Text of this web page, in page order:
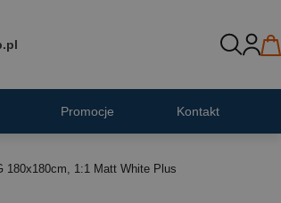
Promocje Kontakt
180x180cm, 1:1 Matt White Plus